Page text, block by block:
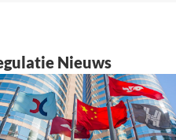
Nieuws